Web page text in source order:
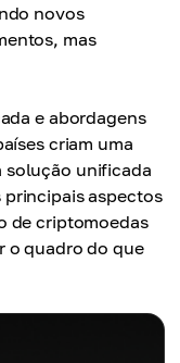
novos
mas
e abordagens
criam uma
solução unificada
aspectos
de criptomoedas
o quadro do que